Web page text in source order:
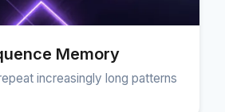
Memory
increasingly long patterns